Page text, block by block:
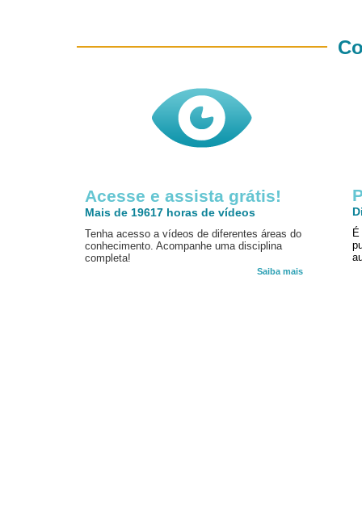
Acesse e assista grátis!
Mais de 19617 horas de vídeos
Tenha acesso a vídeos de diferentes áreas do
conhecimento. Acompanhe uma disciplina
completa!
Saiba mais